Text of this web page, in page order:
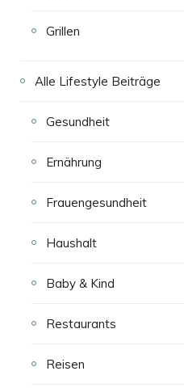
Grillen
Alle Lifestyle Beiträge
Gesundheit
Ernährung
Frauengesundheit
Haushalt
Baby & Kind
Restaurants
Reisen